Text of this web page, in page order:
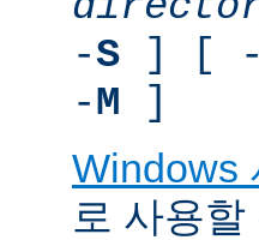
-S ] [ -
-M ]
Windows
로 사용